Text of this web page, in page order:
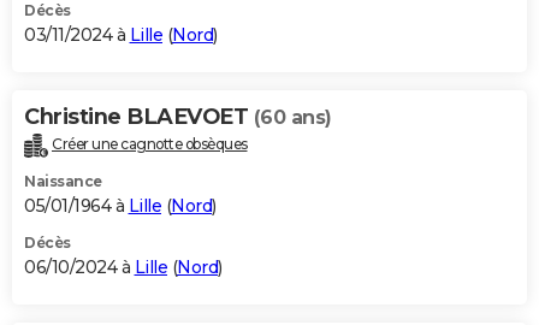
Décès
03/11/2024 à Lille (Nord)
Christine BLAEVOET (60 ans)
Créer une cagnotte obsèques
Naissance
05/01/1964 à Lille (Nord)
Décès
06/10/2024 à Lille (Nord)